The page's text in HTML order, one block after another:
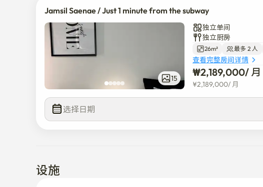
到2号线（蚕室新站）步行4分钟。
市中心地区（COEX、江南）、大学（建国、汉阳、弘益、梨
可直接移动
到9号线（综合运动场站）步行5分钟。
机场直达换乘的附近机场巴士站位置
🍴小区
Olive Young & Daiso 享受 K-Beauty（步行 3 分钟）
Jamsil Saenae / Just 1 minute from the subway
15
独立单间
独立厨房
26m² 最多 2 人
查看完整房间详情
₩2,189,000/ 月
¥2,189,000/ 月
选择日期
设施